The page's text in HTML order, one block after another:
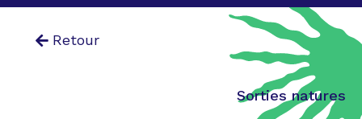
Retour
Sorties natures